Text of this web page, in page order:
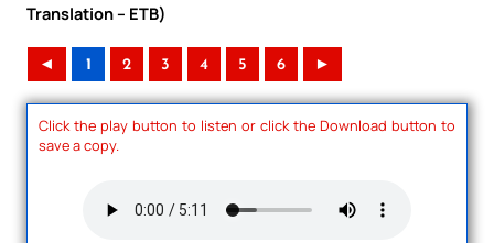
Translation – ETB)
◄ 1 2 3 4 5 6 ►
Click the play button to listen or click the Download button to
save a copy.